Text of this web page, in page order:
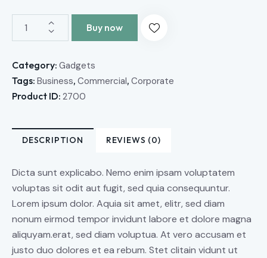
Buy now
Category: Gadgets
Tags: Business, Commercial, Corporate
Product ID: 2700
DESCRIPTION REVIEWS (0)
Dicta sunt explicabo. Nemo enim ipsam voluptatem
voluptas sit odit aut fugit, sed quia consequuntur.
Lorem ipsum dolor. Aquia sit amet, elitr, sed diam
nonum eirmod tempor invidunt labore et dolore magna
aliquyam.erat, sed diam voluptua. At vero accusam et
justo duo dolores et ea rebum. Stet clitain vidunt ut